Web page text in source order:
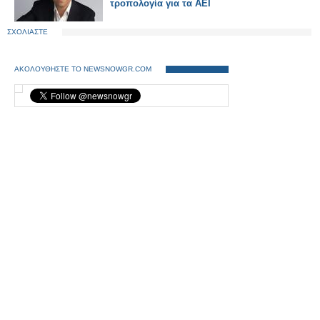
τροπολογία για τα ΑΕΙ
ΣΧΟΛΙΑΣΤΕ
ΑΚΟΛΟΥΘΗΣΤΕ ΤΟ NEWSNOWGR.COM